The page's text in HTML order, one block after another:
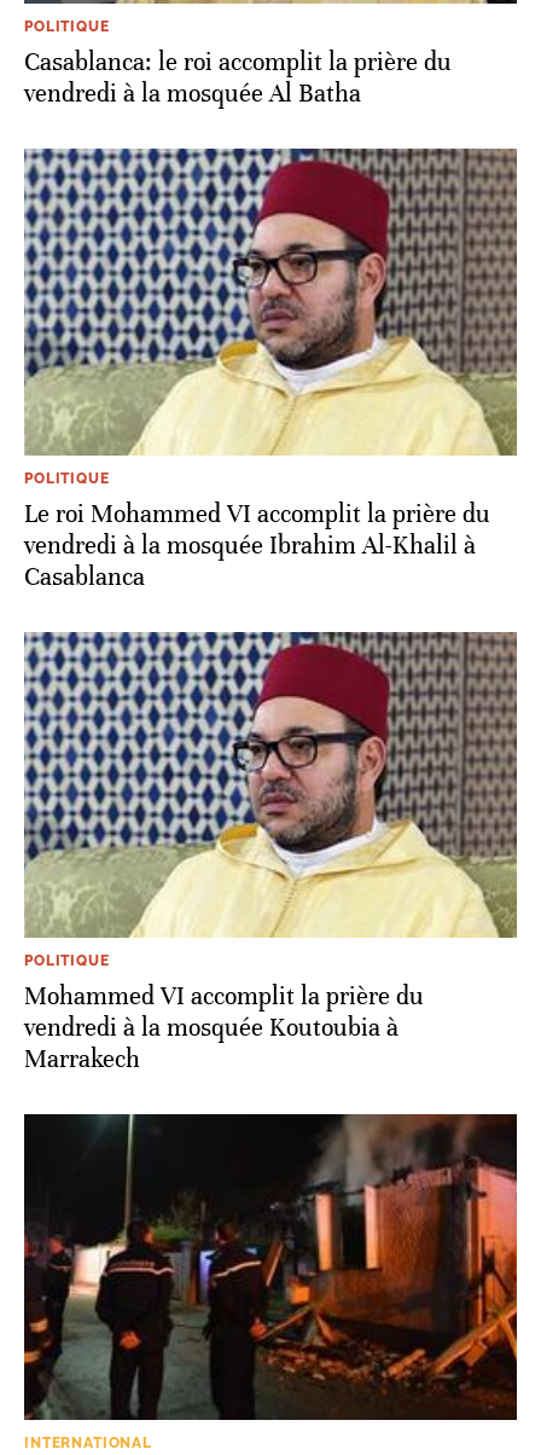
POLITIQUE
Casablanca: le roi accomplit la prière du
vendredi à la mosquée Al Batha
POLITIQUE
Le roi Mohammed VI accomplit la prière du
vendredi à la mosquée Ibrahim Al-Khalil à
Casablanca
POLITIQUE
Mohammed VI accomplit la prière du
vendredi à la mosquée Koutoubia à
Marrakech
INTERNATIONAL